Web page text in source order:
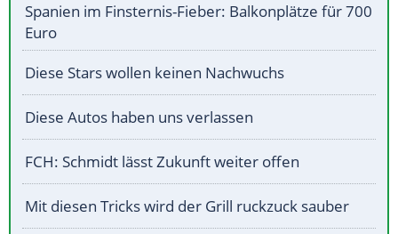
Spanien im Finsternis-Fieber: Balkonplätze für 700
Euro
Diese Stars wollen keinen Nachwuchs
Diese Autos haben uns verlassen
FCH: Schmidt lässt Zukunft weiter offen
Mit diesen Tricks wird der Grill ruckzuck sauber